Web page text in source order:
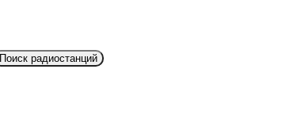
Поиск радиостанций